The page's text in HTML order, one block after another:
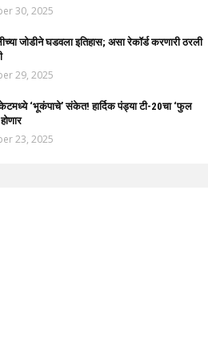
30, 2025
जोडीने घडवला इतिहास; असा रेकॉर्ड करणारी ठरली
29, 2025
‘भूकंपाचे’ संकेत! हार्दिक पंड्या टी-20चा ‘फुल
23, 2025